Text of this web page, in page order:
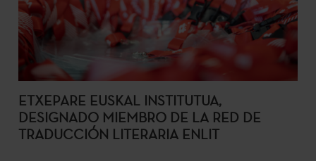
ETXEPARE EUSKAL INSTITUTUA,
DESIGNADO MIEMBRO DE LA RED DE
TRADUCCIÓN LITERARIA ENLIT